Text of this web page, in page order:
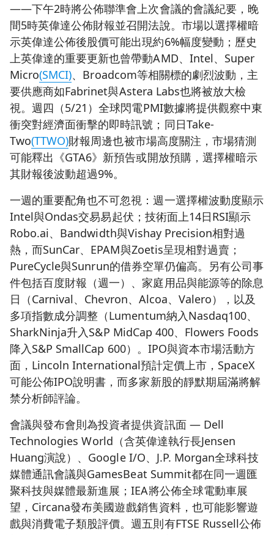
——下午2時將公佈聯準會上次會議的會議紀要，晚
間5時英偉達公佈財報並召開法說。市場以選擇權暗
示英偉達公佈後股價可能出現約6%幅度變動；歷史
上英偉達的重要更新也曾帶動AMD、Intel、Super
Micro(SMCI)、Broadcom等相關標的劇烈波動，主
要供應商如Fabrinet與Astera Labs也將被放大檢
視。週四（5/21）全球閃電PMI數據將提供觀察中東
衝突對經濟面衝擊的即時訊號；同日Take-
Two(TTWO)財報周邊也被市場高度關注，市場猜測
可能釋出《GTA6》新預告或開放預購，選擇權暗示
其財報後波動超過9%。
一週的重要配角也不可忽視：週一選擇權波動度顯示
Intel與Ondas交易易起伏；技術面上14日RSI顯示
Robo.ai、Bandwidth與Vishay Precision相對過
熱，而SunCar、EPAM與Zoetis呈現相對過賣；
PureCycle與Sunrun的借券空單仍偏高。另有公司事
件包括百度財報（週一）、家庭用品與能源等的除息
日（Carnival、Chevron、Alcoa、Valero），以及
多項指數成分調整（Lumentum納入Nasdaq100、
SharkNinja升入S&P MidCap 400、Flowers Foods
降入S&P SmallCap 600）。IPO與資本市場活動方
面，Lincoln International預計定價上市，SpaceX
可能公佈IPO說明書，而多家新股的靜默期屆滿將解
禁分析師評論。
會議與發布會則為投資者提供資訊面 — Dell
Technologies World（含英偉達執行長Jensen
Huang演說）、Google I/O、J.P. Morgan全球科技
媒體通訊會議與GamesBeat Summit都在同一週匯
聚科技與媒體最新進展；IEA將公佈全球電動車展
望，Circana發布美國遊戲銷售資料，也可能影響遊
戲與消費電子類股評價。週五則有FTSE Russell公佈